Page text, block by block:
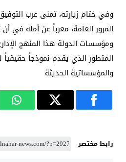
​وفي ختام زيارته، تمنى عرب
المرور العامة، معرباً عن أمله في
ومؤسسات الدولة هذا المنهج
المتطور الذي يقدم نموذجاً حقيقياً
والمؤسساتية الحديثة
رابط مختصر